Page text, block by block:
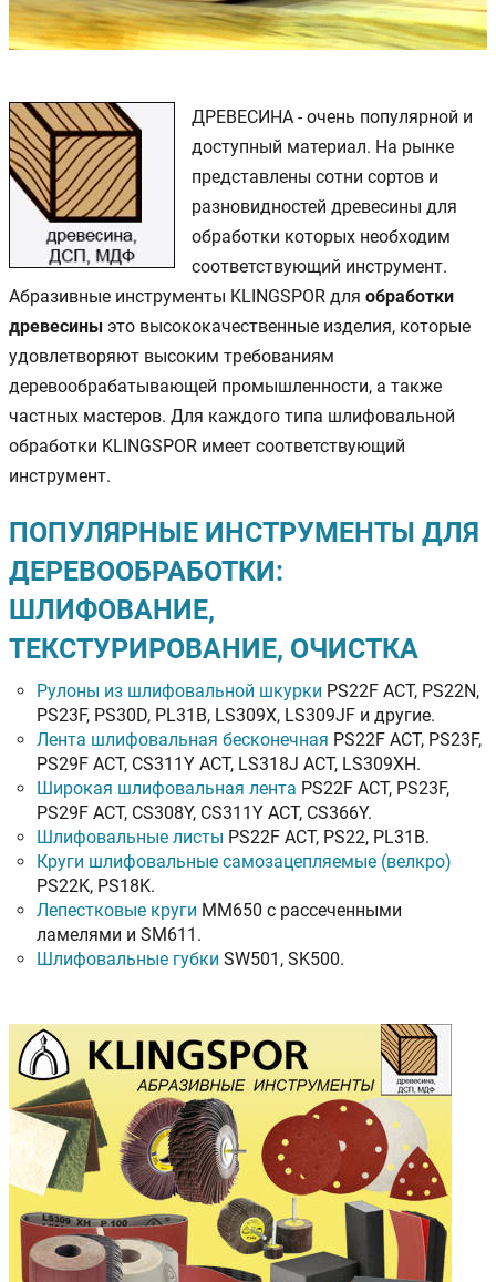
ДРЕВЕСИНА - очень популярной и
доступный материал. На рынке
представлены сотни сортов и
разновидностей древесины для
обработки которых необходим
соответствующий инструмент.
Абразивные инструменты KLINGSPOR для обработки
древесины это высококачественные изделия, которые
удовлетворяют высоким требованиям
деревообрабатывающей промышленности, а также
частных мастеров. Для каждого типа шлифовальной
обработки KLINGSPOR имеет соответствующий
инструмент.
ПОПУЛЯРНЫЕ ИНСТРУМЕНТЫ ДЛЯ
ДЕРЕВООБРАБОТКИ:
ШЛИФОВАНИЕ,
ТЕКСТУРИРОВАНИЕ, ОЧИСТКА
Рулоны из шлифовальной шкурки PS22F ACT, PS22N,
PS23F, PS30D, PL31B, LS309X, LS309JF и другие.
Лента шлифовальная бесконечная PS22F ACT, PS23F,
PS29F ACT, CS311Y ACT, LS318J ACT, LS309XH.
Широкая шлифовальная лента PS22F ACT, PS23F,
PS29F ACT, CS308Y, CS311Y ACT, CS366Y.
Шлифовальные листы PS22F ACT, PS22, PL31B.
Круги шлифовальные самозацепляемые (велкро)
PS22K, PS18K.
Лепестковые круги MM650 с рассеченными
ламелями и SM611.
Шлифовальные губки SW501, SK500.